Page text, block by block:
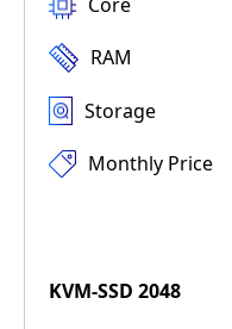
RAM
Storage
Monthly Price
KVM-SSD 2048